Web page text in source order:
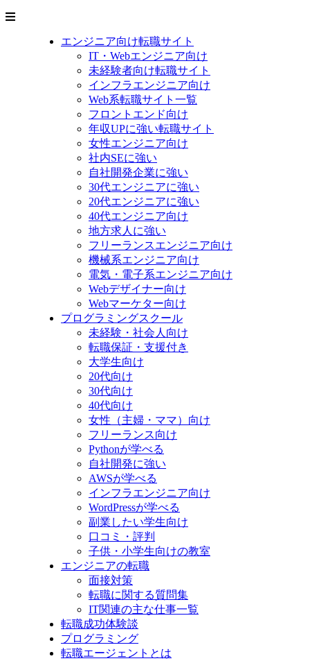
エンジニア向け転職サイト
IT・Webエンジニア向け
未経験者向け転職サイト
インフラエンジニア向け
Web系転職サイト一覧
フロントエンド向け
年収UPに強い転職サイト
女性エンジニア向け
社内SEに強い
自社開発企業に強い
30代エンジニアに強い
20代エンジニアに強い
40代エンジニア向け
地方求人に強い
フリーランスエンジニア向け
機械系エンジニア向け
電気・電子系エンジニア向け
Webデザイナー向け
Webマーケター向け
プログラミングスクール
未経験・社会人向け
転職保証・支援付き
大学生向け
20代向け
30代向け
40代向け
女性（主婦・ママ）向け
フリーランス向け
Pythonが学べる
自社開発に強い
AWSが学べる
インフラエンジニア向け
WordPressが学べる
副業したい学生向け
口コミ・評判
子供・小学生向けの教室
エンジニアの転職
面接対策
転職に関する質問集
IT関連の主な仕事一覧
転職成功体験談
プログラミング
転職エージェントとは